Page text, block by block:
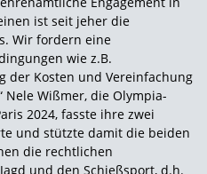
ist seit jeher die
Wir fordern eine
wie z.B.
der Kosten und Vereinfachung
Nele Wißmer, die Olympia-
2024, fasste ihre zwei
und stützte damit die beiden
die rechtlichen
und den Schießsport, d.h.